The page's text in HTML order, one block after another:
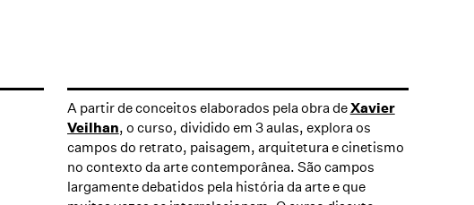
A partir de conceitos elaborados pela obra deXavier
Veilhan, o curso, dividido em 3 aulas, explora os
campos do retrato, paisagem, arquitetura e cinetismo
no contexto da arte contemporânea. São campos
largamente debatidos pela história da arte e que